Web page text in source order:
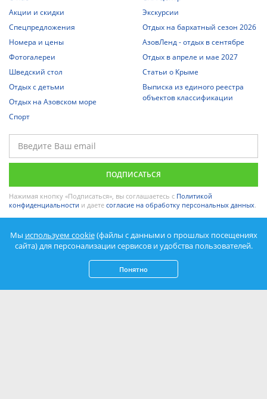
О нас
Акции и скидки
Спецпредложения
Номера и цены
Фотогалереи
Шведский стол
Отдых с детьми
Отдых на Азовском море
СПА-центр
Экскурсии
Отдых на бархатный сезон 2026
АзовЛенд - отдых в сентябре
Отдых в апреле и мае 2027
Статьи о Крыме
Выписка из единого реестра
Нажимая кнопку «Подписаться», вы соглашаетесь сПолитикой
конфиденциальностии даетесогласие на обработку персональных данных.
Мы используем cookie(файлы с данными о прошлых посещениях
сайта) для персонализации сервисов и удобства пользователей.
Понятно